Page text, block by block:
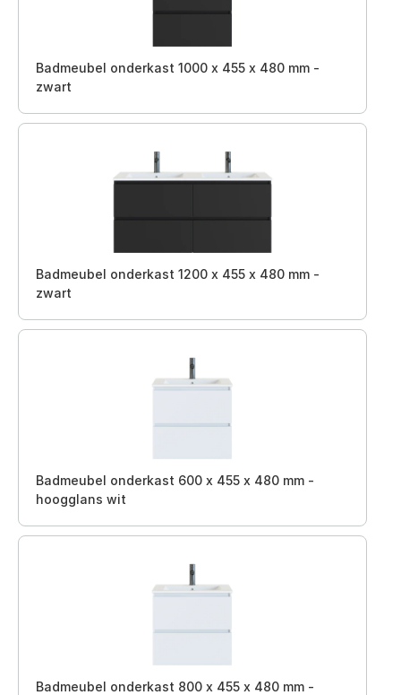
Badmeubel onderkast 1000 x 455 x 480 mm -
zwart
Badmeubel onderkast 1200 x 455 x 480 mm -
zwart
Badmeubel onderkast 600 x 455 x 480 mm -
hoogglans wit
Badmeubel onderkast 800 x 455 x 480 mm -